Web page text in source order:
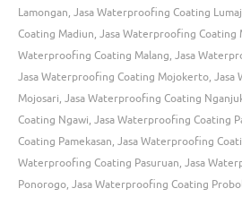
Lamongan, Jasa Waterproofing Coating
Coating Madiun, Jasa Waterproofing Coating
Waterproofing Coating Malang, Jasa
Jasa Waterproofing Coating Mojokerto, Jasa
Mojosari, Jasa Waterproofing Coating
Coating Ngawi, Jasa Waterproofing Coating
Coating Pamekasan, Jasa Waterproofing
Waterproofing Coating Pasuruan, Jasa
Ponorogo, Jasa Waterproofing Coating